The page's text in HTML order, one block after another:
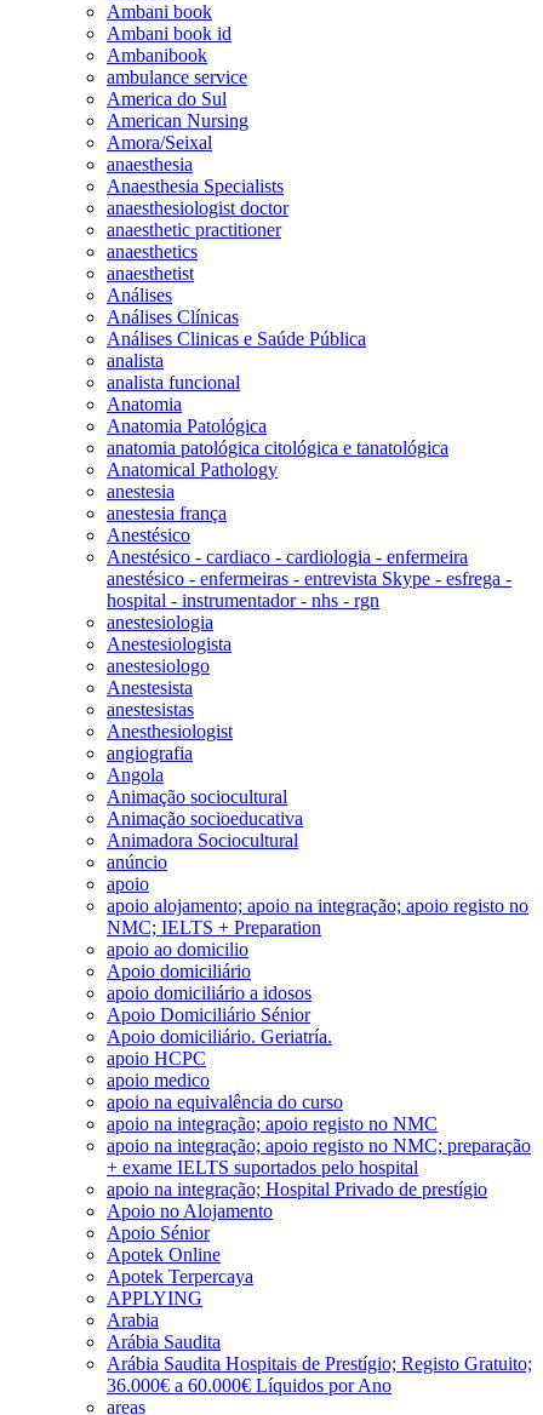
Ambani book
Ambani book id
Ambanibook
ambulance service
America do Sul
American Nursing
Amora/Seixal
anaesthesia
Anaesthesia Specialists
anaesthesiologist doctor
anaesthetic practitioner
anaesthetics
anaesthetist
Análises
Análises Clínicas
Análises Clinicas e Saúde Pública
analista
analista funcional
Anatomia
Anatomia Patológica
anatomia patológica citológica e tanatológica
Anatomical Pathology
anestesia
anestesia frança
Anestésico
Anestésico - cardiaco - cardiologia - enfermeira
anestésico - enfermeiras - entrevista Skype - esfrega -
hospital - instrumentador - nhs - rgn
anestesiologia
Anestesiologista
anestesiologo
Anestesista
anestesistas
Anesthesiologist
angiografia
Angola
Animação sociocultural
Animação socioeducativa
Animadora Sociocultural
anúncio
apoio
apoio alojamento; apoio na integração; apoio registo no
NMC; IELTS + Preparation
apoio ao domicilio
Apoio domiciliário
apoio domiciliário a idosos
Apoio Domiciliário Sénior
Apoio domiciliário. Geriatría.
apoio HCPC
apoio medico
apoio na equivalência do curso
apoio na integração; apoio registo no NMC
apoio na integração; apoio registo no NMC; preparação
+ exame IELTS suportados pelo hospital
apoio na integração; Hospital Privado de prestígio
Apoio no Alojamento
Apoio Sénior
Apotek Online
Apotek Terpercaya
APPLYING
Arabia
Arábia Saudita
Arábia Saudita Hospitais de Prestígio; Registo Gratuito;
36.000€ a 60.000€ Líquidos por Ano
areas